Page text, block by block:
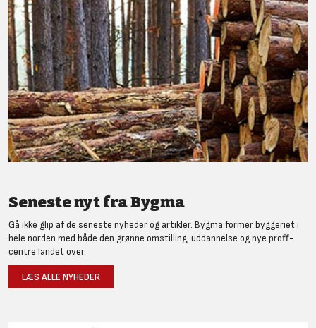
Seneste nyt fra Bygma
Gå ikke glip af de seneste nyheder og artikler. Bygma former byggeriet i
hele norden med både den grønne omstilling, uddannelse og nye proff-
centre landet over.
LÆS ALLE NYHEDER